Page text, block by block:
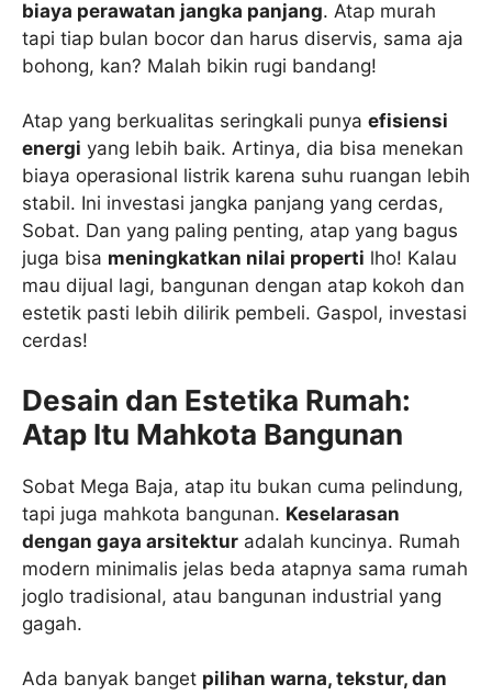
biaya perawatan jangka panjang. Atap murah
tapi tiap bulan bocor dan harus diservis, sama aja
bohong, kan? Malah bikin rugi bandang!
Atap yang berkualitas seringkali punya efisiensi
energi yang lebih baik. Artinya, dia bisa menekan
biaya operasional listrik karena suhu ruangan lebih
stabil. Ini investasi jangka panjang yang cerdas,
Sobat. Dan yang paling penting, atap yang bagus
juga bisa meningkatkan nilai properti lho! Kalau
mau dijual lagi, bangunan dengan atap kokoh dan
estetik pasti lebih dilirik pembeli. Gaspol, investasi
cerdas!
Desain dan Estetika Rumah:
Atap Itu Mahkota Bangunan
Sobat Mega Baja, atap itu bukan cuma pelindung,
tapi juga mahkota bangunan. Keselarasan
dengan gaya arsitektur adalah kuncinya. Rumah
modern minimalis jelas beda atapnya sama rumah
joglo tradisional, atau bangunan industrial yang
gagah.
Ada banyak banget pilihan warna, tekstur, dan